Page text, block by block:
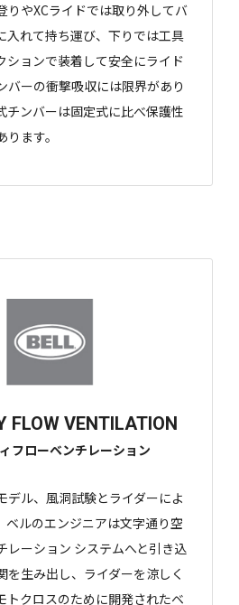
りやXCライドでは取り外してバ
入れて持ち運び、下りでは工具
ションで装着して安全にライド
ーの衝撃吸収には限界があり
チンバーは固定式に比べ保護性
ます。
FLOW VENTILATION
フローベンチレーション
デル、風洞試験とライダーによ
ベルのエンジニアは文字通り空
レーション システムへと引き込
を生み出し、ライダーを涼しく
トクロスのために開発されたベ